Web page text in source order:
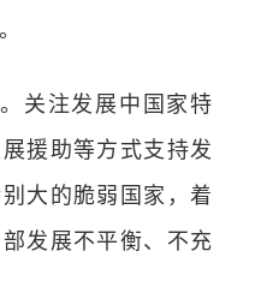
关注发展中国家特
援助等方式支持发
大的脆弱国家，着
发展不平衡、不充